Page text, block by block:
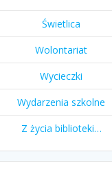
Świetlica
Wolontariat
Wycieczki
Wydarzenia szkolne
Z życia biblioteki…